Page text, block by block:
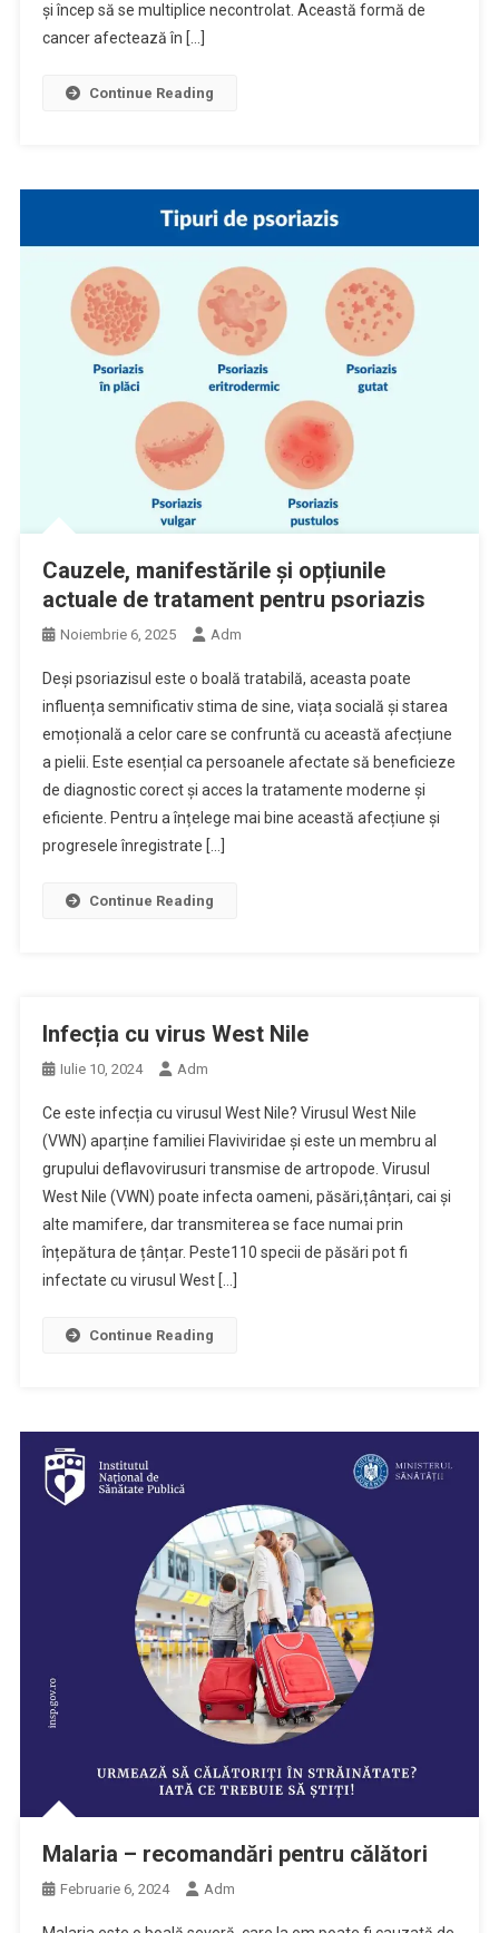
și încep să se multiplice necontrolat. Această formă de
cancer afectează în […]
Continue Reading
Cauzele, manifestările și opțiunile
actuale de tratament pentru psoriazis
Noiembrie 6, 2025 Adm
Deși psoriazisul este o boală tratabilă, aceasta poate
influența semnificativ stima de sine, viața socială și starea
emoțională a celor care se confruntă cu această afecțiune
a pielii. Este esențial ca persoanele afectate să beneficieze
de diagnostic corect și acces la tratamente moderne și
eficiente. Pentru a înțelege mai bine această afecțiune și
progresele înregistrate […]
Continue Reading
Infecția cu virus West Nile
Iulie 10, 2024 Adm
Ce este infecția cu virusul West Nile? Virusul West Nile
(VWN) aparține familiei Flaviviridae și este un membru al
grupului deflavovirusuri transmise de artropode. Virusul
West Nile (VWN) poate infecta oameni, păsări,țânțari, cai și
alte mamifere, dar transmiterea se face numai prin
înțepătura de țânțar. Peste110 specii de păsări pot fi
infectate cu virusul West […]
Continue Reading
Malaria – recomandări pentru călători
Februarie 6, 2024 Adm